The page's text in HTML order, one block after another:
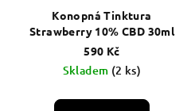
Konopná Tinktura
Strawberry 10% CBD 30ml
590 Kč
Skladem (2 ks)